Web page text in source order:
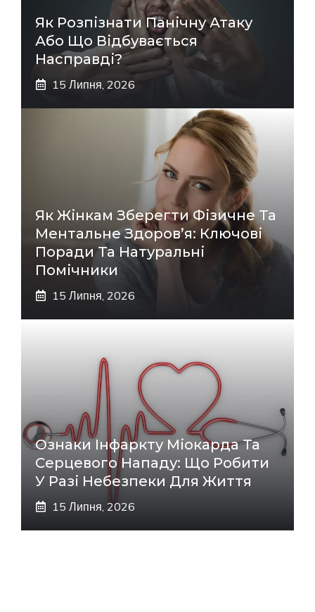
Як Розпізнати Панічну Атаку
Або Що Відбувається
Насправді?
15 Липня, 2026
Як Жінкам Зберегти Фізичне Та
Ментальне Здоров’я: Ключові
Поради Та Натуральні
Помічники
15 Липня, 2026
Ознаки Інфаркту Міокарда Та
Серцевого Нападу: Що Робити
У Разі Небезпеки Для Життя
15 Липня, 2026